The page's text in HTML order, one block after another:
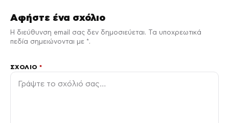
Αφήστε ένα σχόλιο
Η διεύθυνση email σας δεν δημοσιεύεται. Τα υποχρεωτικά
πεδία σημειώνονται με *.
ΣΧΌΛΙΟ*